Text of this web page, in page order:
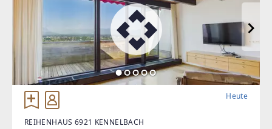
Heute
REIHENHAUS 6921 KENNELBACH